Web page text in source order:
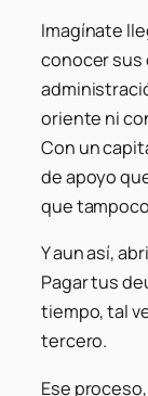
Imagínate
conocer sus
oriente ni
Con un
de apoyo
que
Y aun así,
Pagar tus
tiempo, tal
tercero.
Ese